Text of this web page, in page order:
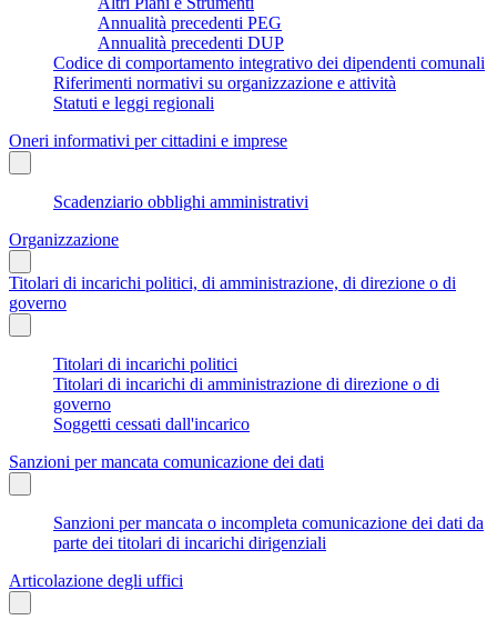
Annualità precedenti PEG
Annualità precedenti DUP
Codice di comportamento integrativo dei dipendenti comunali
Riferimenti normativi su organizzazione e attività
Statuti e leggi regionali
Oneri informativi per cittadini e imprese
Scadenziario obblighi amministrativi
Organizzazione
Titolari di incarichi politici, di amministrazione, di direzione o di
governo
Titolari di incarichi politici
Titolari di incarichi di amministrazione di direzione o di
governo
Soggetti cessati dall'incarico
Sanzioni per mancata comunicazione dei dati
Sanzioni per mancata o incompleta comunicazione dei dati da
parte dei titolari di incarichi dirigenziali
Articolazione degli uffici